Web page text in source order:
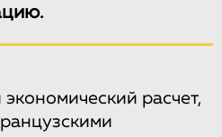
расчет,